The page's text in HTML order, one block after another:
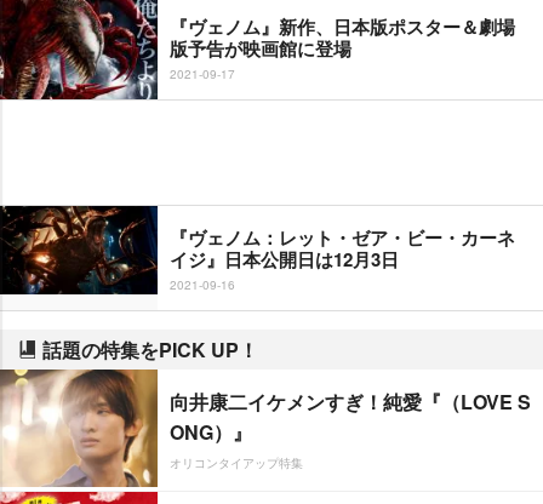
『ヴェノム』新作、日本版ポスター＆劇場
版予告が映画館に登場
2021-09-17
『ヴェノム：レット・ゼア・ビー・カーネ
イジ』日本公開日は12月3日
2021-09-16
話題の特集をPICK UP！
向井康二イケメンすぎ！純愛『（LOVE S
ONG）』
オリコンタイアップ特集